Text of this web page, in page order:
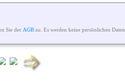
Sie der AGBzu. Es werden keine persönlichen Daten